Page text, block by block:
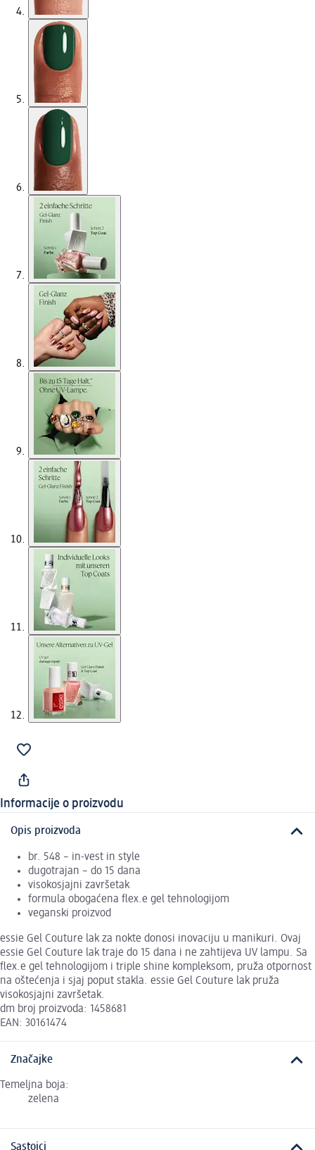
Informacije o proizvodu
Opis proizvoda
br. 548 – in-vest in style
dugotrajan – do 15 dana
visokosjajni završetak
formula obogaćena flex.e gel tehnologijom
veganski proizvod
essie Gel Couture lak za nokte donosi inovaciju u manikuri. Ovaj
essie Gel Couture lak traje do 15 dana i ne zahtijeva UV lampu. Sa
flex.e gel tehnologijom i triple shine kompleksom, pruža otpornost
na oštećenja i sjaj poput stakla. essie Gel Couture lak pruža
visokosjajni završetak.
dm broj proizvoda: 1458681
EAN: 30161474
Značajke
Temeljna boja:
zelena
Sastojci